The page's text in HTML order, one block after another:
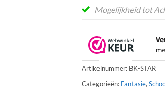
Mogelijkheid tot
Artikelnummer: BK-STAR
Categorieën: Fantasie,